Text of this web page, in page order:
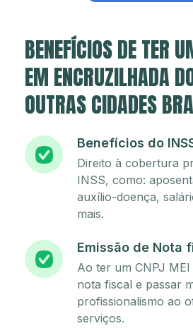
BENEFÍCIOS DE TER
EM ENCRUZILHADA
OUTRAS CIDADES
Benefícios do
Direito à cobertura
INSS, como:
auxílio-doença,
mais.
Emissão de Nota
Ao ter um CNPJ
nota fiscal e passar
profissionalismo ao
serviços.